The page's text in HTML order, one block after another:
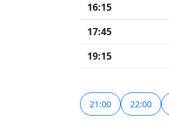
16:15
17:45
19:15
21:00 22:00